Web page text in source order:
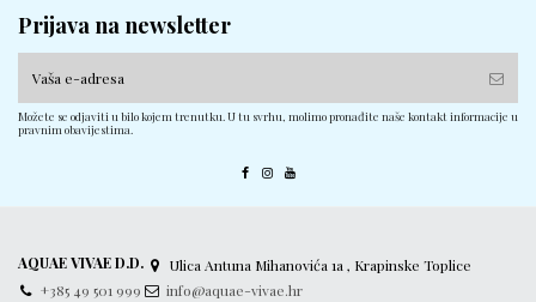
Prijava na newsletter
Možete se odjaviti u bilo kojem trenutku. U tu svrhu, molimo pronađite naše kontakt informacije u
pravnim obavijestima.
AQUAE VIVAE D.D.
Ulica Antuna Mihanovića 1a , Krapinske Toplice
+385 49 501 999
info@aquae-vivae.hr